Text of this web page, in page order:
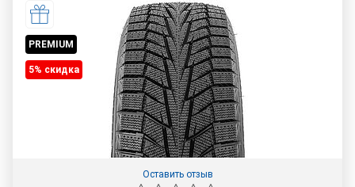
PREMIUM
5% cкидка
Оставить отзыв